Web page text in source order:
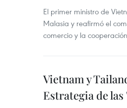
El primer ministro de
Malasia y reafirmó el
comercio y la
Vietnam y
Estrategia de